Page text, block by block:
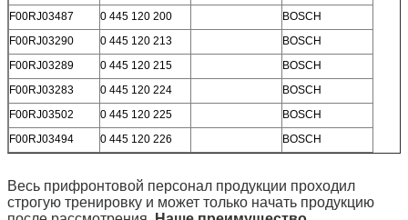
F00RJ03487
0 445 120 200
BOSCH
F00RJ03290
0 445 120 213
BOSCH
F00RJ03289
0 445 120 215
BOSCH
F00RJ03283
0 445 120 224
BOSCH
F00RJ03502
0 445 120 225
BOSCH
F00RJ03494
0 445 120 226 BOSCH
Весь прифронтовой персонал продукции проходил
строгую тренировку и может только начать продукцию